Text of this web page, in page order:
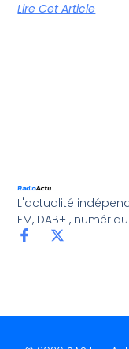
Lire Cet Article
L'actualité
FM, DAB+ ,